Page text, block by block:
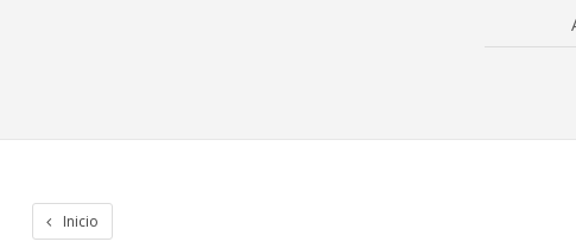
Inicio